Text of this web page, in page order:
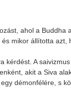
ahol a
mikor állította
kérdést. A
akit a Siva
démonfélére, s